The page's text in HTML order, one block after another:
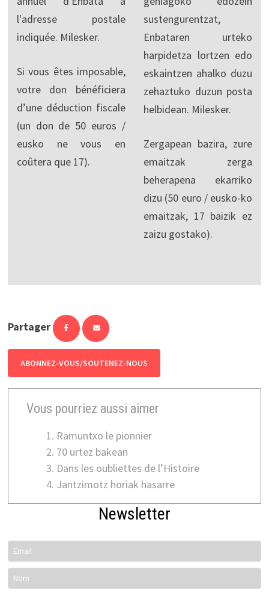
l'adresse postale
indiquée. Milesker.
Si vous êtes imposable,
votre don bénéficiera
d’une déduction fiscale
(un don de 50 euros /
eusko ne vous en
coûtera que 17).
sustengurentzat,
Enbataren urteko
harpidetza lortzen edo
eskaintzen ahalko duzu
zehaztuko duzun posta
helbidean. Milesker.
Zergapean bazira, zure
emaitzak zerga
beherapena ekarriko
dizu (50 euro / eusko-ko
emaitzak, 17 baizik ez
zaizu gostako).
Partager
ABONNEZ-VOUS/SOUTENEZ-NOUS
Vous pourriez aussi aimer
Ramuntxo le pionnier
70 urtez bakean
Dans les oubliettes de l’Histoire
Jantzimotz horiak hasarre
Newsletter